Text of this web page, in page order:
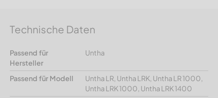
Technische Daten
Passend für
Hersteller
Untha
Passend für Modell
Untha LR, Untha LRK, Untha LR 1000,
Untha LRK 1000, Untha LRK 1400